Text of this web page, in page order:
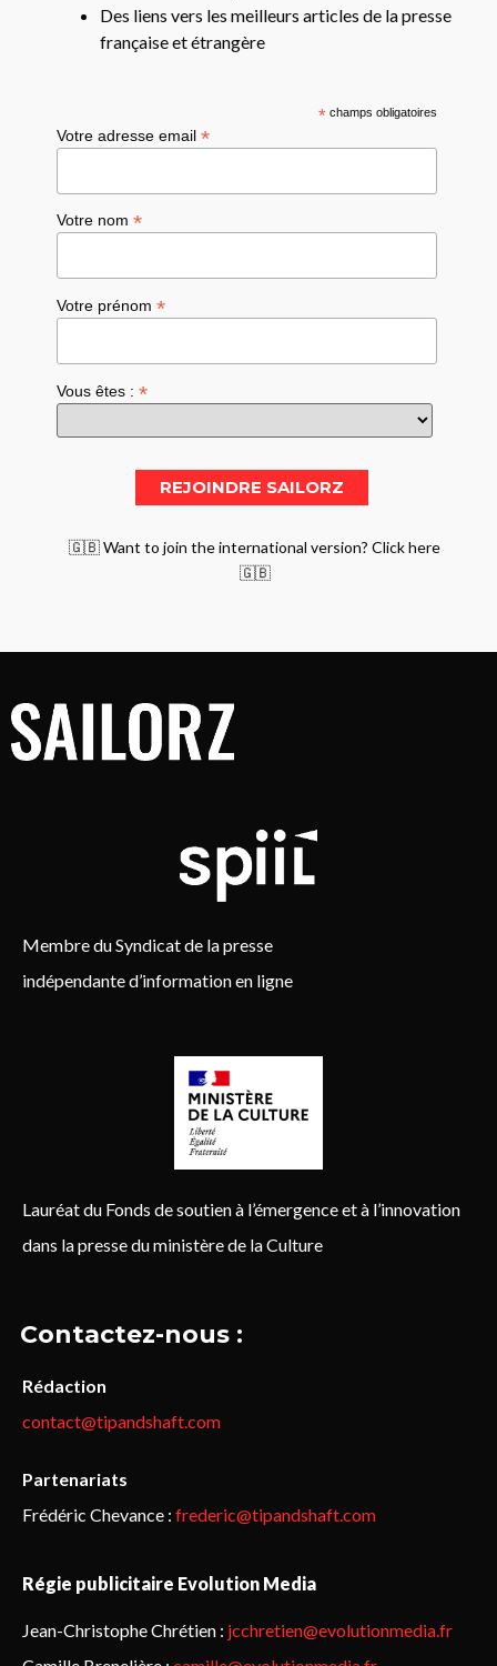
Des liens vers les meilleurs articles de la presse
française et étrangère
*champs obligatoires
Votre adresse email*
Votre nom*
Votre prénom*
Vous êtes :*
🇬🇧 Want to join the international version? Click here
🇬🇧
Membre du Syndicat de la presse
indépendante d’information en ligne
Lauréat du Fonds de soutien à l’émergence et à l’innovation
dans la presse du ministère de la Culture
Contactez-nous :
Rédaction
contact@tipandshaft.com
Partenariats
Frédéric Chevance : frederic@tipandshaft.com
Régie publicitaire Evolution Media
Jean-Christophe Chrétien : jcchretien@evolutionmedia.fr